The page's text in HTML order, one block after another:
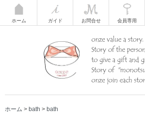
ホーム ガイド お問合せ 会員専用
ホーム > bath > bath